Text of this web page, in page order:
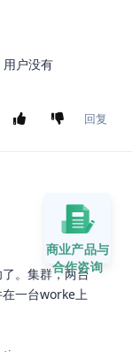
户没有
回复
。集群，两台
一台worke上
商业产品与
合作咨询